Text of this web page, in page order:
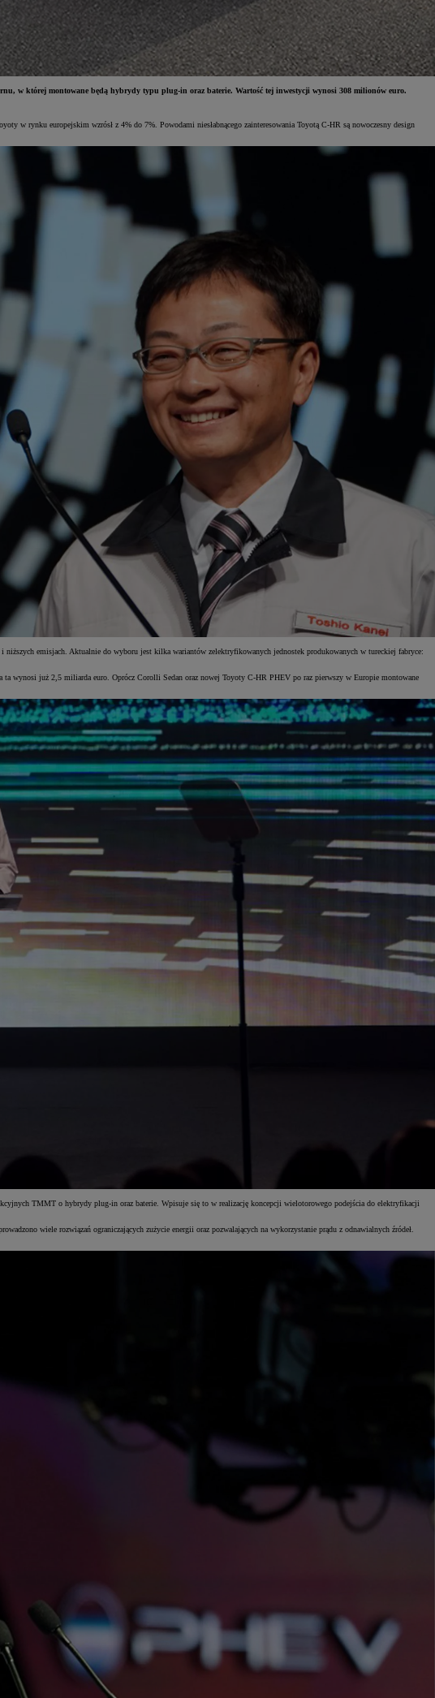
w której montowane będą hybrydy typu plug-in oraz baterie. Wartość tej inwestycji wynosi 308 milionów euro.
w rynku europejskim wzrósł z 4% do 7%. Powodami niesłabnącego zainteresowania Toyotą C-HR są nowoczesny design
niższych emisjach. Aktualnie do wyboru jest kilka wariantów zelektryfikowanych jednostek produkowanych w tureckiej fabryce:
ta wynosi już 2,5 miliarda euro. Oprócz Corolli Sedan oraz nowej Toyoty C-HR PHEV po raz pierwszy w Europie montowane
TMMT o hybrydy plug-in oraz baterie. Wpisuje się to w realizację koncepcji wielotorowego podejścia do elektryfikacji
wiele rozwiązań ograniczających zużycie energii oraz pozwalających na wykorzystanie prądu z odnawialnych źródeł.